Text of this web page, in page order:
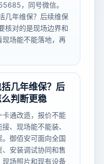
，同号微信。
几年维保？后续维保
核对的是现场边界和
场能不能落地，再
几年维保？后
判断更稳
通改造，报价不能
、现场能不能装、
御佰安可面向全国
安装调试协同和售
场照片和现有设备